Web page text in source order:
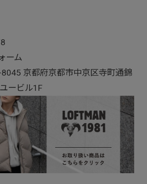
ーム
京都府京都市中京区寺町通錦
ービル1F